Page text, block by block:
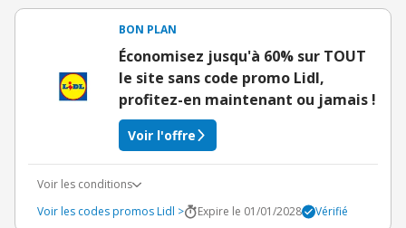
BON PLAN
Économisez jusqu'à 60% sur TOUT
le site sans code promo Lidl,
profitez-en maintenant ou jamais !
Voir l'offre
Voir les conditions
Voir les codes promos Lidl >
Expire le 01/01/2028 Vérifié